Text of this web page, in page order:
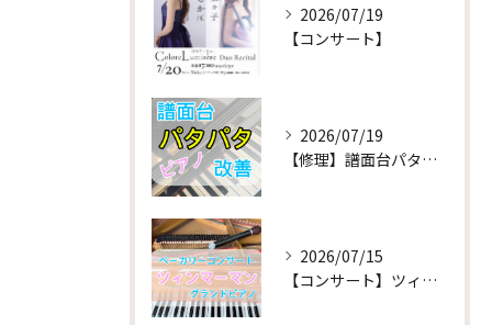
2026/07/19
【コンサート】
2026/07/19
【修理】譜面台パタパタを改善！ストレス解消！
2026/07/15
【コンサート】ツィンマーマンのグランドピアノ♪木目猫足グラン...